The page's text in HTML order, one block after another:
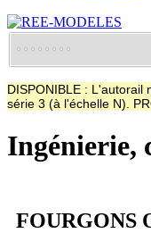
DISPONIBLE : L'autorail
série 3 (à l'échelle N).
Ingénierie,
FOURGONS